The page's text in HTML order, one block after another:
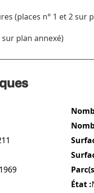
(places n° 1 et 2 sur
sur plan annexé)
1969
État :